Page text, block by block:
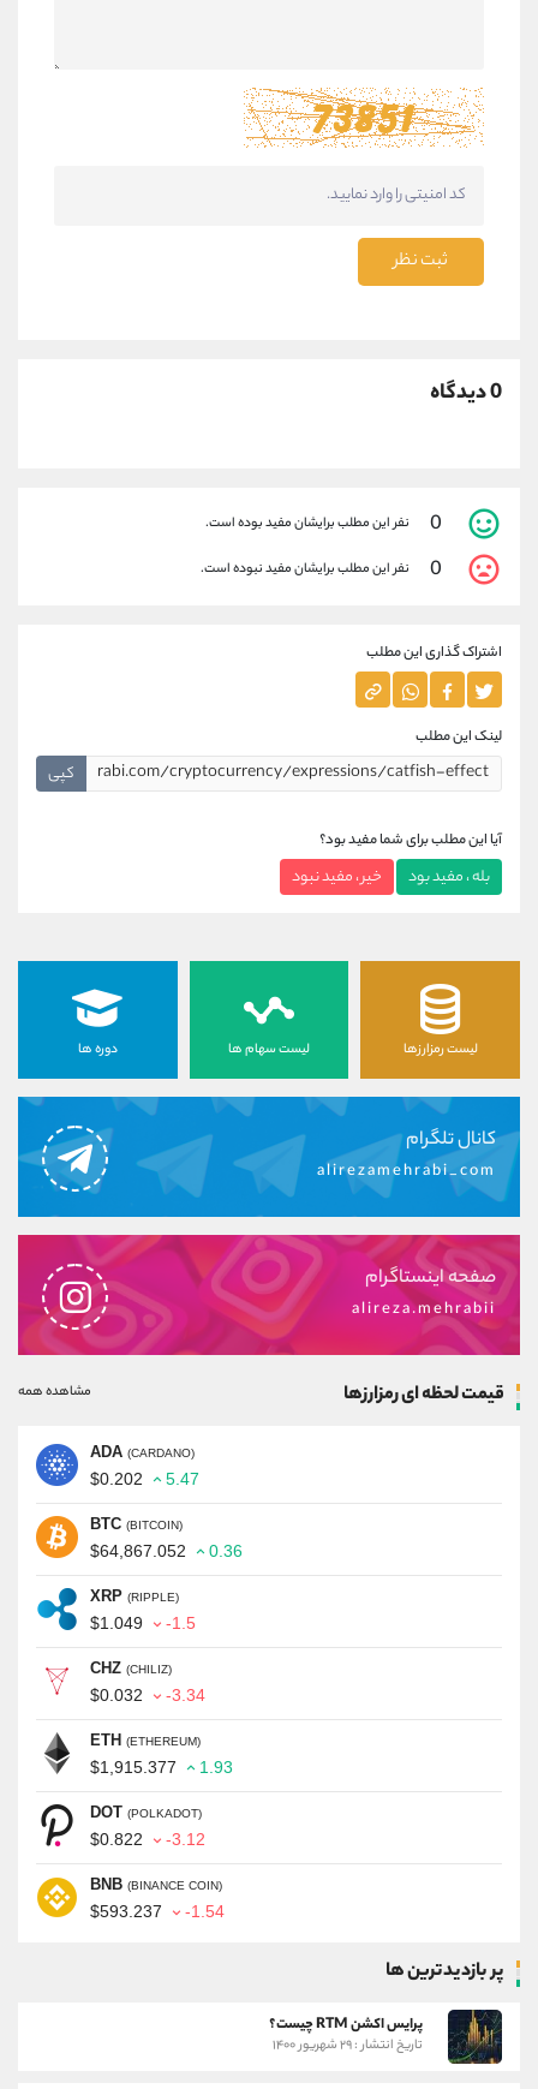
ثبت نظر
0 دیدگاه
0 نفر این مطلب برایشان مفید بوده است.
0 نفر این مطلب برایشان مفید نبوده است.
اشتراک گذاری این مطلب
لینک این مطلب
کپی
آیا این مطلب برای شما مفید بود؟
بله ، مفید بود خیر ، مفید نبود
لیست رمزارزها لیست سهام ها دوره ها
کانال تلگرام
alirezamehrabi_com
صفحه اینستاگرام
alireza.mehrabii
قیمت لحظه ای رمزارزها مشاهده همه
ADA (CARDANO)
$0.202 5.47
BTC (BITCOIN)
$64,867.052 0.36
XRP (RIPPLE)
$1.049 -1.5
CHZ (CHILIZ)
$0.032 -3.34
ETH (ETHEREUM)
$1,915.377 1.93
DOT (POLKADOT)
$0.822 -3.12
BNB (BINANCE COIN)
$593.237 -1.54
پر بازدیدترین ها
پرایس اکشن RTM چیست؟
تاریخ انتشار : ۲۹ شهریور ۱۴۰۰